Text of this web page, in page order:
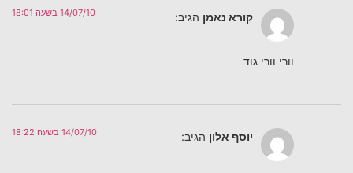
קורא נאמן הגיב: 14/07/10 בשעה 18:01
וורי וורי גוד
יוסף אלון הגיב: 14/07/10 בשעה 18:22